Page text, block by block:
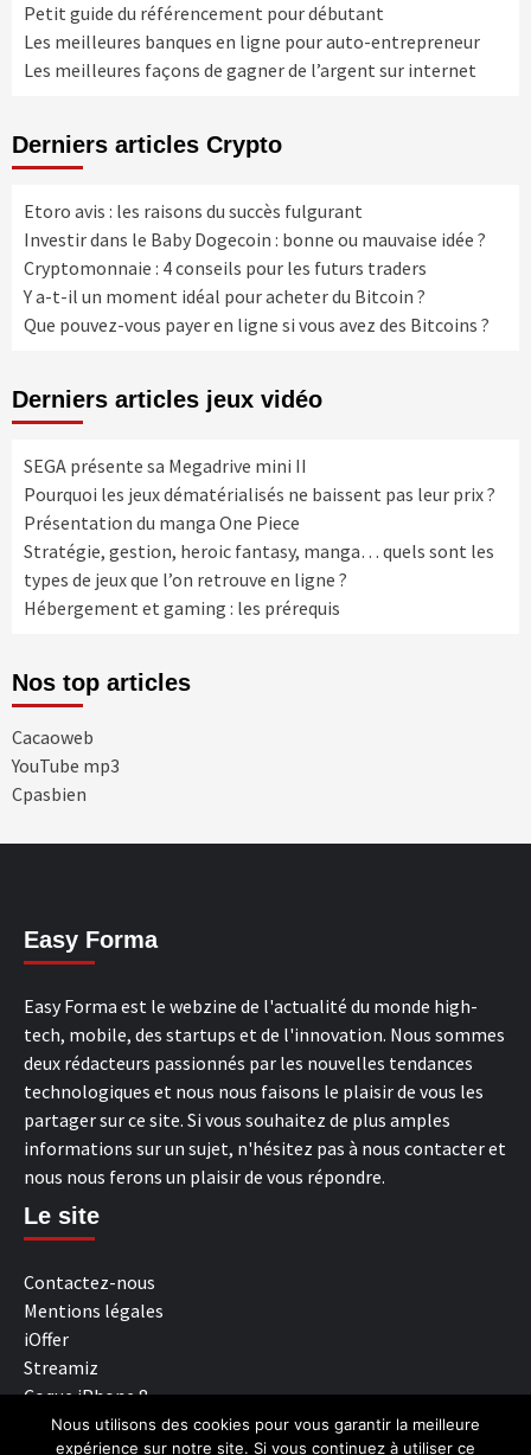
Petit guide du référencement pour débutant
Les meilleures banques en ligne pour auto-entrepreneur
Les meilleures façons de gagner de l’argent sur internet
Derniers articles Crypto
Etoro avis : les raisons du succès fulgurant
Investir dans le Baby Dogecoin : bonne ou mauvaise idée ?
Cryptomonnaie : 4 conseils pour les futurs traders
Y a-t-il un moment idéal pour acheter du Bitcoin ?
Que pouvez-vous payer en ligne si vous avez des Bitcoins ?
Derniers articles jeux vidéo
SEGA présente sa Megadrive mini II
Pourquoi les jeux dématérialisés ne baissent pas leur prix ?
Présentation du manga One Piece
Stratégie, gestion, heroic fantasy, manga… quels sont les
types de jeux que l’on retrouve en ligne ?
Hébergement et gaming : les prérequis
Nos top articles
Cacaoweb
YouTube mp3
Cpasbien
Easy Forma
Easy Forma est le webzine de l'actualité du monde high-
tech, mobile, des startups et de l'innovation. Nous sommes
deux rédacteurs passionnés par les nouvelles tendances
technologiques et nous nous faisons le plaisir de vous les
partager sur ce site. Si vous souhaitez de plus amples
informations sur un sujet, n'hésitez pas à nous contacter et
nous nous ferons un plaisir de vous répondre.
Le site
Contactez-nous
Mentions légales
iOffer
Streamiz
Coque iPhone 8
Darknet
Nous utilisons des cookies pour vous garantir la meilleure
expérience sur notre site. Si vous continuez à utiliser ce